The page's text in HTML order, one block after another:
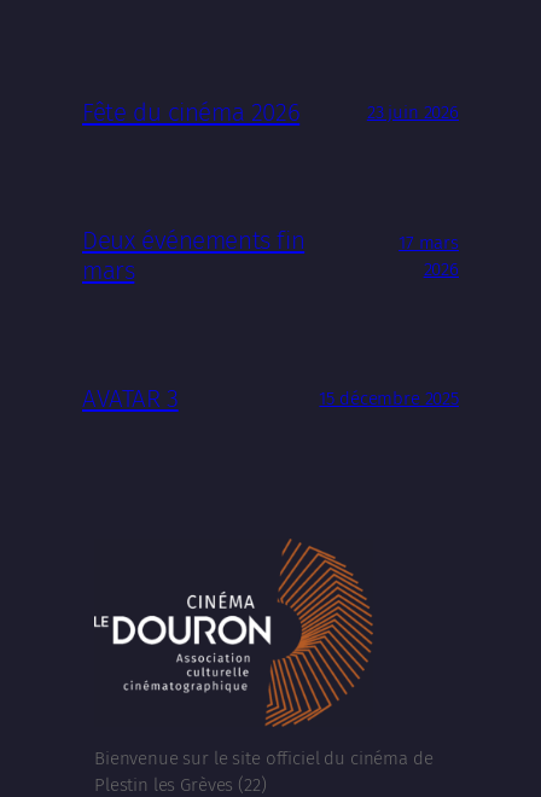
Fête du cinéma 2026 23 juin 2026
Deux événements fin
mars
17 mars
2026
AVATAR 3 15 décembre 2025
Bienvenue sur le site officiel du cinéma de
Plestin les Grèves (22)